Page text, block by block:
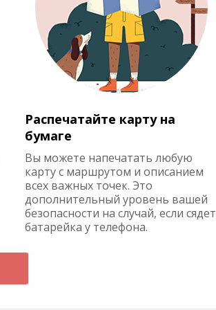
Распечатайте карту на
бумаге
Вы можете напечатать любую
карту с маршрутом и описанием
всех важных точек. Это
дополнительный уровень вашей
безопасности на случай, если сядет
батарейка у телефона.